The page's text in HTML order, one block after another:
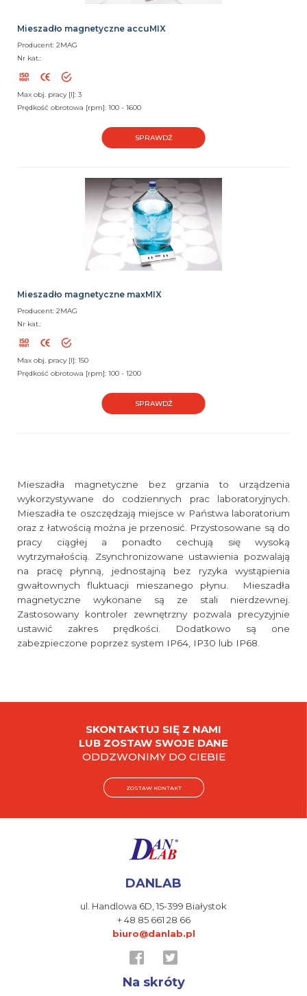
Mieszadło magnetyczne accuMIX
Producent: 2MAG
Nr kat.:
Max obj. pracy [l]: 3
Prędkość obrotowa [rpm]: 100 - 1600
SPRAWDŹ
Mieszadło magnetyczne maxMIX
Producent: 2MAG
Nr kat.:
Max obj. pracy [l]: 150
Prędkość obrotowa [rpm]: 100 - 1200
SPRAWDŹ
Mieszadła magnetyczne bez grzania to urządzenia
wykorzystywane do codziennych prac laboratoryjnych.
Mieszadła te oszczędzają miejsce w Państwa laboratorium
oraz z łatwością można je przenosić. Przystosowane są do
pracy ciągłej a ponadto cechują się wysoką
wytrzymałością. Zsynchronizowane ustawienia pozwalają
na pracę płynną, jednostajną bez ryzyka wystąpienia
gwałtownych fluktuacji mieszanego płynu. Mieszadła
magnetyczne wykonane są ze stali nierdzewnej.
Zastosowany kontroler zewnętrzny pozwala precyzyjnie
ustawić zakres prędkości. Dodatkowo są one
zabezpieczone poprzez system IP64, IP30 lub IP68.
SKONTAKTUJ SIĘ Z NAMI
LUB ZOSTAW SWOJE DANE
ODDZWONIMY DO CIEBIE
ZOSTAW KONTAKT
DANLAB
ul. Handlowa 6D,15-399 Białystok
+ 48 85 661 28 66
biuro@danlab.pl
Na skróty